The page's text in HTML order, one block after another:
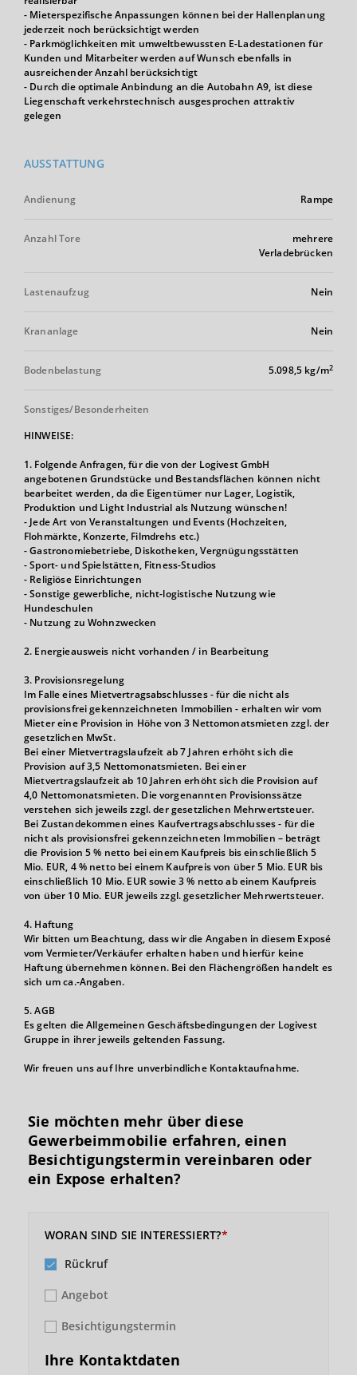
- Mieterspezifische Anpassungen können bei der Hallenplanung
jederzeit noch berücksichtigt werden
- Parkmöglichkeiten mit umweltbewussten E-Ladestationen für
Kunden und Mitarbeiter werden auf Wunsch ebenfalls in
ausreichender Anzahl berücksichtigt
- Durch die optimale Anbindung an die Autobahn A9, ist diese
Liegenschaft verkehrstechnisch ausgesprochen attraktiv
gelegen
AUSSTATTUNG
Andienung Rampe
Anzahl Tore
mehrere
Verladebrücken
Lastenaufzug Nein
Krananlage Nein
Bodenbelastung 5.098,5 kg/m2
Sonstiges/Besonderheiten
HINWEISE:
1. Folgende Anfragen, für die von der Logivest GmbH
angebotenen Grundstücke und Bestandsflächen können nicht
bearbeitet werden, da die Eigentümer nur Lager, Logistik,
Produktion und Light Industrial als Nutzung wünschen!
- Jede Art von Veranstaltungen und Events (Hochzeiten,
Flohmärkte, Konzerte, Filmdrehs etc.)
- Gastronomiebetriebe, Diskotheken, Vergnügungsstätten
- Sport- und Spielstätten, Fitness-Studios
- Religiöse Einrichtungen
- Sonstige gewerbliche, nicht-logistische Nutzung wie
Hundeschulen
- Nutzung zu Wohnzwecken
2. Energieausweis nicht vorhanden / in Bearbeitung
3. Provisionsregelung
Im Falle eines Mietvertragsabschlusses - für die nicht als
provisionsfrei gekennzeichneten Immobilien - erhalten wir vom
Mieter eine Provision in Höhe von 3 Nettomonatsmieten zzgl. der
gesetzlichen MwSt.
Bei einer Mietvertragslaufzeit ab 7 Jahren erhöht sich die
Provision auf 3,5 Nettomonatsmieten. Bei einer
Mietvertragslaufzeit ab 10 Jahren erhöht sich die Provision auf
4,0 Nettomonatsmieten. Die vorgenannten Provisionssätze
verstehen sich jeweils zzgl. der gesetzlichen Mehrwertsteuer.
Bei Zustandekommen eines Kaufvertragsabschlusses - für die
nicht als provisionsfrei gekennzeichneten Immobilien – beträgt
die Provision 5 % netto bei einem Kaufpreis bis einschließlich 5
Mio. EUR, 4 % netto bei einem Kaufpreis von über 5 Mio. EUR bis
einschließlich 10 Mio. EUR sowie 3 % netto ab einem Kaufpreis
von über 10 Mio. EUR jeweils zzgl. gesetzlicher Mehrwertsteuer.
4. Haftung
Wir bitten um Beachtung, dass wir die Angaben in diesem Exposé
vom Vermieter/Verkäufer erhalten haben und hierfür keine
Haftung übernehmen können. Bei den Flächengrößen handelt es
sich um ca.-Angaben.
5. AGB
Es gelten die Allgemeinen Geschäftsbedingungen der Logivest
Gruppe in ihrer jeweils geltenden Fassung.
Wir freuen uns auf Ihre unverbindliche Kontaktaufnahme.
Sie möchten mehr über diese
Gewerbeimmobilie erfahren, einen
Besichtigungs­termin vereinbaren oder
ein Expose erhalten?
WORAN SIND SIE INTERESSIERT?
Rückruf
Angebot
Besichtigungstermin
Ihre Kontaktdaten